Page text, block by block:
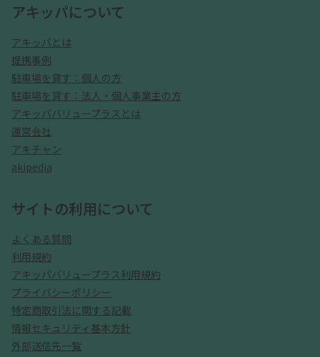
アキッパについて
アキッパとは
提携事例
駐車場を貸す：個人の方
駐車場を貸す：法人・個人事業主の方
アキッパバリュープラスとは
運営会社
アキチャン
akipedia
サイトの利用について
よくある質問
利用規約
アキッパバリュープラス利用規約
プライバシーポリシー
特定商取引法に関する記載
情報セキュリティ基本方針
外部送信先一覧